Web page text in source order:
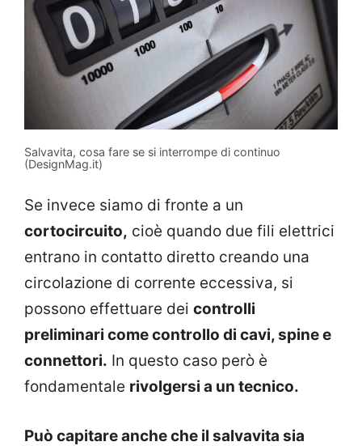
Salvavita, cosa fare se si interrompe di continuo
(DesignMag.it)
Se invece siamo di fronte a un
cortocircuito, cioè quando due fili elettrici
entrano in contatto diretto creando una
circolazione di corrente eccessiva, si
possono effettuare dei controlli
preliminari come controllo di cavi, spine e
connettori. In questo caso però è
fondamentale rivolgersi a un tecnico.
Può capitare anche che il salvavita sia